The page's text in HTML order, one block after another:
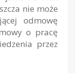
nie może
odmowę
o pracę
przez